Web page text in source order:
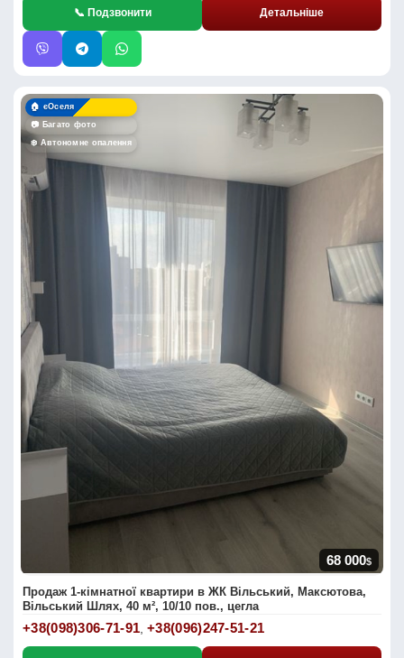
📞 Подзвонити Детальніше
🏠 єОселя
📷 Багато фото
❄️ Автономне опалення
68 000$
Продаж 1-кімнатної квартири в ЖК Вільський, Максютова,
Вільський Шлях, 40 м², 10/10 пов., цегла
+38(098)306-71-91 ,+38(096)247-51-21